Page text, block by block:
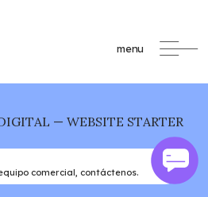
menu
— WEBSITE STARTER
comercial, contáctenos.